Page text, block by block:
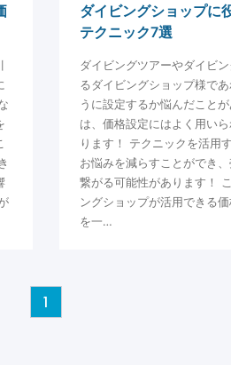
ダイビングショップに
テクニック7選
ダイビングツアーやダイビ
るダイビングショップ様で
うに設定するか悩んだこと
は、価格設定にはよく用い
ります！ テクニックを活用
お悩みを減らすことができ
繋がる可能性があります！
ングショップが活用できる
を一…
1